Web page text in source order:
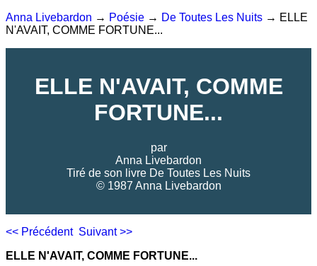
Anna Livebardon → Poésie → De Toutes Les Nuits → ELLE
N'AVAIT, COMME FORTUNE...
ELLE N'AVAIT, COMME
FORTUNE...
par
Anna Livebardon
Tiré de son livre De Toutes Les Nuits
© 1987 Anna Livebardon
<< Précédent Suivant >>
ELLE N'AVAIT, COMME FORTUNE...